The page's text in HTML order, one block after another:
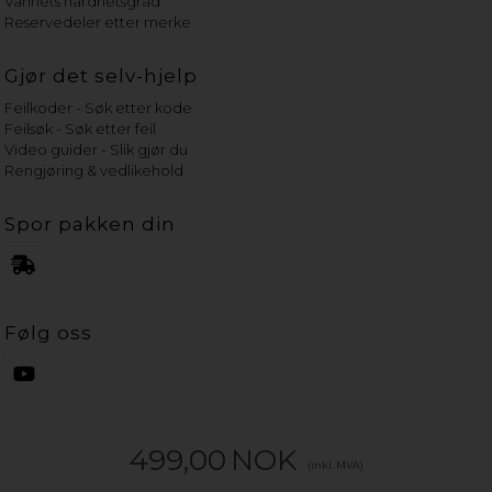
499,00 NOK (inkl. MVA)
Reservedeler etter merke
Gjør det selv-hjelp
Feilkoder - Søk etter kode
Feilsøk - Søk etter feil
Video guider - Slik gjør du
Rengjøring & vedlikehold
Spor pakken din
Følg oss